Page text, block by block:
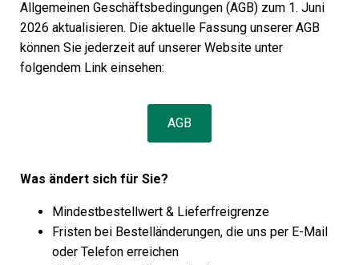
Allgemeinen Geschäftsbedingungen (AGB) zum 1. Juni
2026 aktualisieren. Die aktuelle Fassung unserer AGB
können Sie jederzeit auf unserer Website unter
folgendem Link einsehen:
AGB
Was ändert sich für Sie?
Mindestbestellwert & Lieferfreigrenze
Fristen bei Bestelländerungen, die uns per E-Mail
oder Telefon erreichen